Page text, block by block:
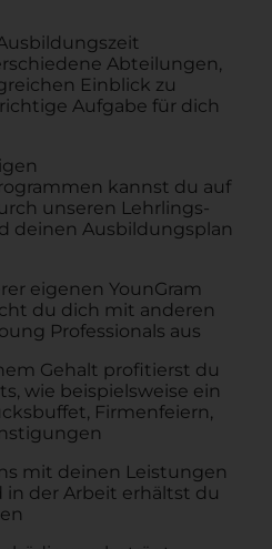
Abteilungen,
Einblick zu
Aufgabe für dich
kannst du auf
unseren Lehrlings-
deinen Ausbildungsplan
eigenen YounGram
du dich mit anderen
Professionals aus
Gehalt profitierst du
wie beispielsweise ein
Firmenfeiern,
mit deinen Leistungen
in der Arbeit erhältst du